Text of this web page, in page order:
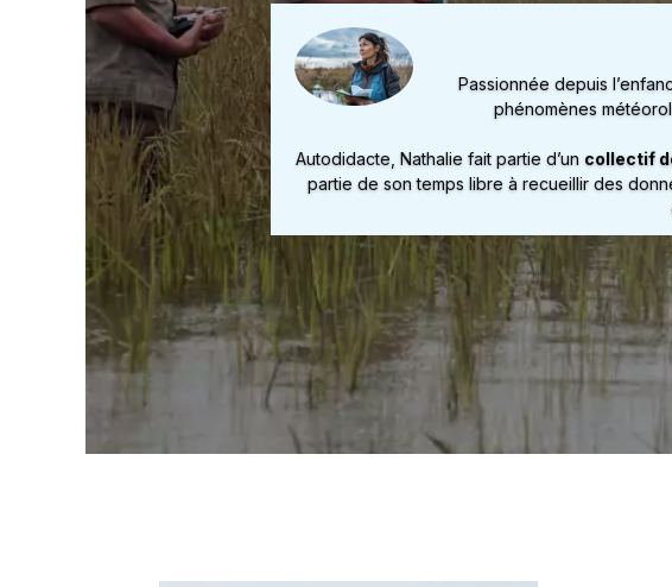
Passionnée depuis
phénomènes
Autodidacte, Nathalie fait partie d’un collectif
partie de son temps libre à recueillir des